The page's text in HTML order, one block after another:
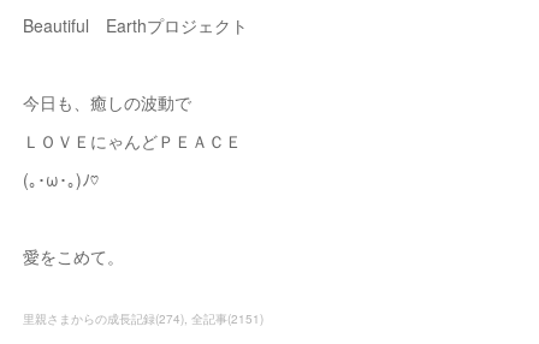
Beautiful Earthプロジェクト
今日も、癒しの波動で
ＬＯＶＥにゃんどＰＥＡＣＥ
(｡･ω･｡)ﾉ♡
愛をこめて。
里親さまからの成長記録(274) 全記事(2151)